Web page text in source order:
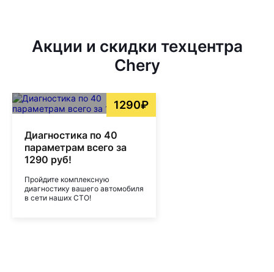
Акции и скидки техцентра
Chery
1290₽
Диагностика по 40
параметрам всего за
1290 руб!
Пройдите комплексную
диагностику вашего автомобиля
в сети наших СТО!